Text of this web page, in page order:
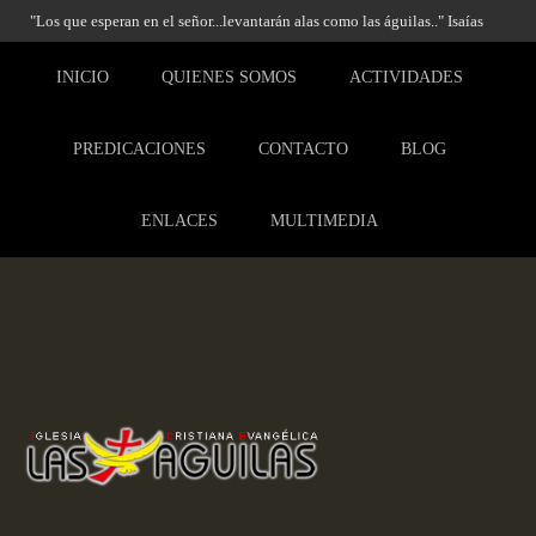
"Los que esperan en el señor...levantarán alas como las águilas.." Isaías
INICIO
QUIENES SOMOS ACTIVIDADES
PREDICACIONES CONTACTO BLOG
ENLACES MULTIMEDIA